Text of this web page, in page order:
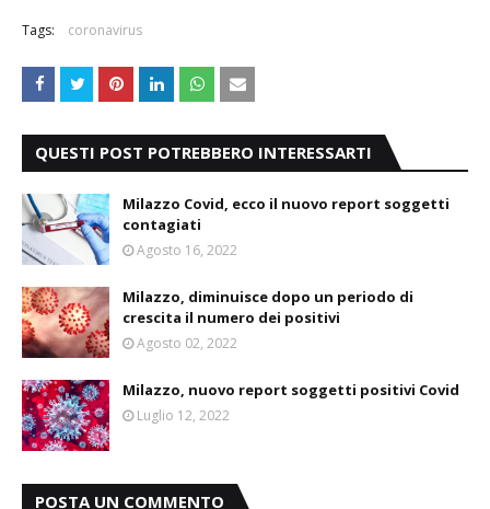
Tags: coronavirus
QUESTI POST POTREBBERO INTERESSARTI
Milazzo Covid, ecco il nuovo report soggetti
contagiati
Agosto 16, 2022
Milazzo, diminuisce dopo un periodo di
crescita il numero dei positivi
Agosto 02, 2022
Milazzo, nuovo report soggetti positivi Covid
Luglio 12, 2022
POSTA UN COMMENTO